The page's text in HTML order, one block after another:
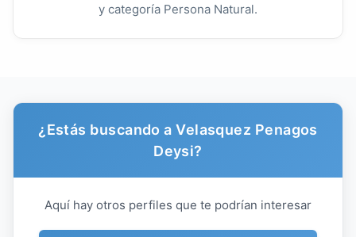
y categoría Persona Natural.
¿Estás buscando a Velasquez Penagos
Deysi?
Aquí hay otros perfiles que te podrían interesar